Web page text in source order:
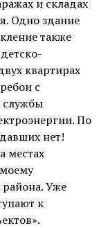
и складах
Одно здание
также
квартирах
с
службы
По
нет!
местах
Уже
к